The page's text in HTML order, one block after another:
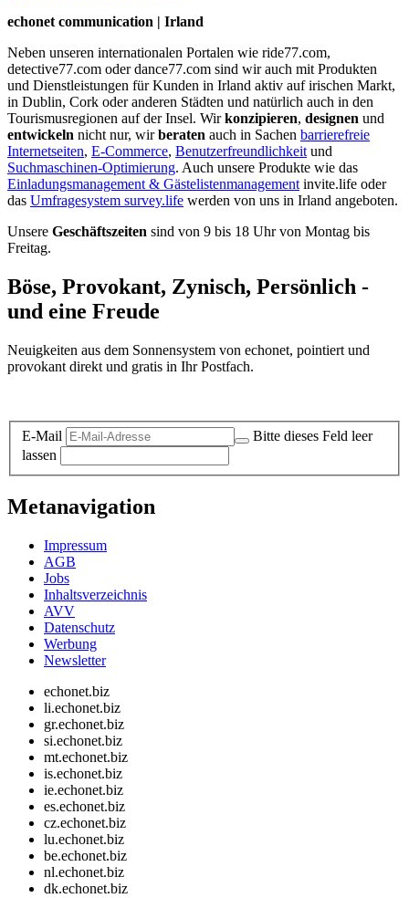
echonet communication | Irland
Neben unseren internationalen Portalen wie ride77.com,
detective77.com oder dance77.com sind wir auch mit Produkten
und Dienstleistungen für Kunden in Irland aktiv auf irischen Markt,
in Dublin, Cork oder anderen Städten und natürlich auch in den
Tourismusregionen auf der Insel. Wirkonzipieren, designen und
entwickeln nicht nur, wirberaten auch in Sachen barrierefreie
Internetseiten, E-Commerce, Benutzerfreundlichkeit und
Suchmaschinen-Optimierung. Auch unsere Produkte wie das
Einladungsmanagement & Gästelistenmanagement invite.life oder
das Umfragesystem survey.life werden von uns in Irland angeboten.
Unsere Geschäftszeiten sind von 9 bis 18 Uhr von Montag bis
Freitag.
Böse, Provokant, Zynisch, Persönlich -
und eine Freude
Neuigkeiten aus dem Sonnensystem von echonet, pointiert und
provokant direkt und gratis in Ihr Postfach.
E-Mail
Bitte dieses Feld leer
lassen
Metanavigation
Impressum
AGB
Jobs
Inhaltsverzeichnis
AVV
Datenschutz
Werbung
Newsletter
echonet.biz
li.echonet.biz
gr.echonet.biz
si.echonet.biz
mt.echonet.biz
is.echonet.biz
ie.echonet.biz
es.echonet.biz
cz.echonet.biz
lu.echonet.biz
be.echonet.biz
nl.echonet.biz
dk.echonet.biz